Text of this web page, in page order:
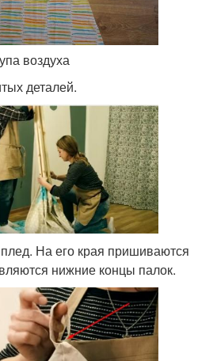
воздуха
деталей.
На его края пришиваются
нижние концы палок.